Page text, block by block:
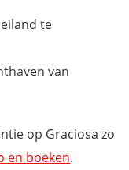
te
van
op Graciosa zo
en boeken.